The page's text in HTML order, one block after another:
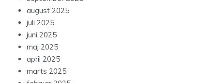
august 2025
juli 2025
juni 2025
maj 2025
april 2025
marts 2025